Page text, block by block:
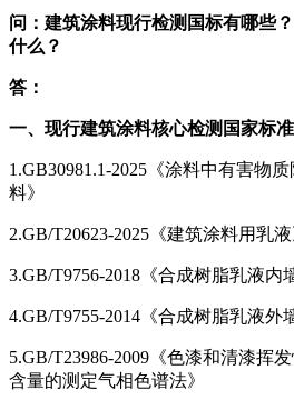
问：建筑涂料现行检测国标有哪些
什么？
答：
一、现行建筑涂料核心检测国家标准
1.GB30981.1-2025《涂料中有害物
料》
2.GB/T20623-2025《建筑涂料用乳液
3.GB/T9756-2018《合成树脂乳液内
4.GB/T9755-2014《合成树脂乳液外
5.GB/T23986-2009《色漆和清漆挥
含量的测定气相色谱法》